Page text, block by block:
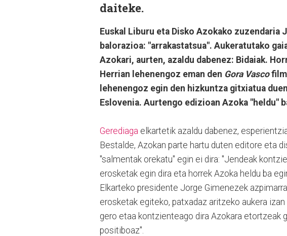
daiteke.
Euskal Liburu eta Disko Azokako zuzendaria
balorazioa: "arrakastatsua". Aukeratutako
Azokari, aurten, azaldu dabenez: Bidaiak.
Herrian lehenengoz eman den Gora Vasco
lehenengoz egin den hizkuntza gitxiatua
Eslovenia. Aurtengo edizioan Azoka "heldu"
Gerediaga elkartetik azaldu dabenez,
Bestalde, Azokan parte hartu duten editore eta
"salmentak orekatu" egin ei dira: "Jendeak
erosketak egin dira eta horrek Azoka heldu ba
Elkarteko presidente Jorge Gimenezek
erosketak egiteko, patxadaz aritzeko aukera
gero etaa kontzienteago dira Azokara etortzeak
positiboaz".